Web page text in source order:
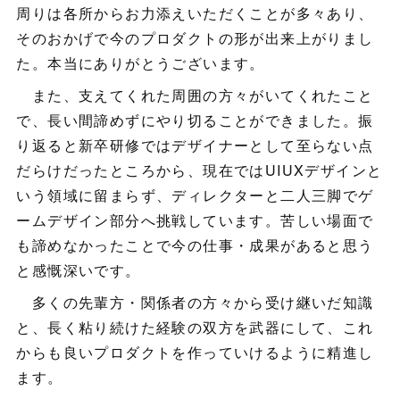
周りは各所からお力添えいただくことが多々あり、
そのおかげで今のプロダクトの形が出来上がりまし
た。本当にありがとうございます。
また、支えてくれた周囲の方々がいてくれたこと
で、長い間諦めずにやり切ることができました。振
り返ると新卒研修ではデザイナーとして至らない点
だらけだったところから、現在ではUIUXデザインと
いう領域に留まらず、ディレクターと二人三脚でゲ
ームデザイン部分へ挑戦しています。苦しい場面で
も諦めなかったことで今の仕事・成果があると思う
と感慨深いです。
多くの先輩方・関係者の方々から受け継いだ知識
と、長く粘り続けた経験の双方を武器にして、これ
からも良いプロダクトを作っていけるように精進し
ます。